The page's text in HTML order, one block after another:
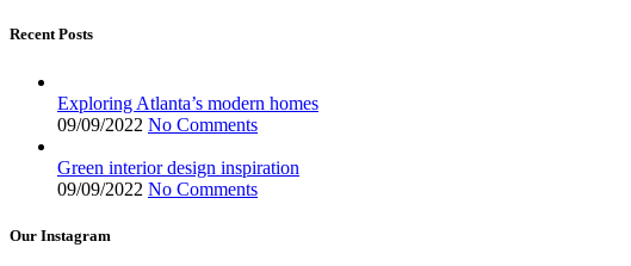
Recent Posts
Exploring Atlanta’s modern homes
09/09/2022 No Comments
Green interior design inspiration
09/09/2022 No Comments
Our Instagram